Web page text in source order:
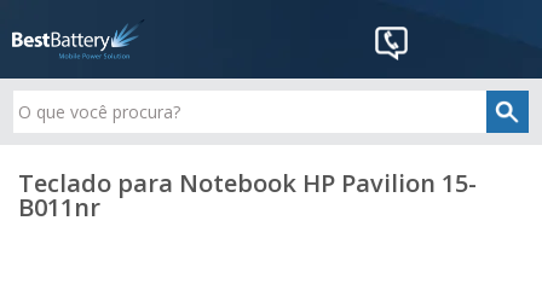
Teclado para Notebook HP Pavilion 15-
B011nr